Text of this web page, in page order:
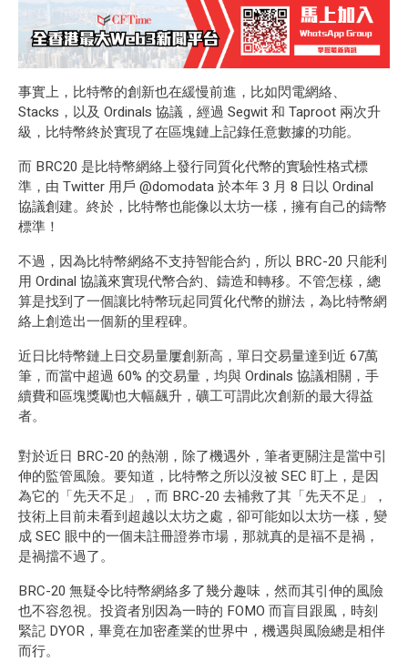
事實上，比特幣的創新也在緩慢前進，比如閃電網絡、
Stacks，以及 Ordinals 協議，經過 Segwit 和 Taproot 兩次升
級，比特幣終於實現了在區塊鏈上記錄任意數據的功能。
而 BRC20 是比特幣網絡上發行同質化代幣的實驗性格式標
準，由 Twitter 用戶 @domodata於本年 3 月 8 日以 Ordinal
協議創建。終於，比特幣也能像以太坊一樣，擁有自己的鑄幣
標準！
不過，因為比特幣網絡不支持智能合約 ，所以 BRC-20 只能利
用 Ordinal 協議來實現代幣合約、鑄造和轉移。不管怎樣，總
算是找到了一個讓比特幣玩起同質化代幣的辦法，為比特幣網
絡上創造出一個新的里程碑。
近日比特幣鏈上日交易量屢創新高，單日交易量達到近 67萬
筆，而當中超過 60% 的交易量，均與 Ordinals 協議相關，手
續費和區塊獎勵也大幅飆升，礦工可謂此次創新的最大得益
者。
對於近日 BRC-20 的熱潮，除了機遇外，筆者更關注是當中引
伸的監管風險。要知道，比特幣之所以沒被 SEC 盯上，是因
為它的「先天不足」，而 BRC-20 去補救了其「先天不足」，
技術上目前未看到超越以太坊之處，卻可能如以太坊一樣，變
成 SEC 眼中的一個未註冊證券市場，那就真的是福不是禍，
是禍擋不過了。
BRC-20 無疑令比特幣網絡多了幾分趣味，然而其引伸的風險
也不容忽視。投資者別因為一時的 FOMO 而盲目跟風，時刻
緊記 DYOR，畢竟在加密產業的世界中，機遇與風險總是相伴
而行。